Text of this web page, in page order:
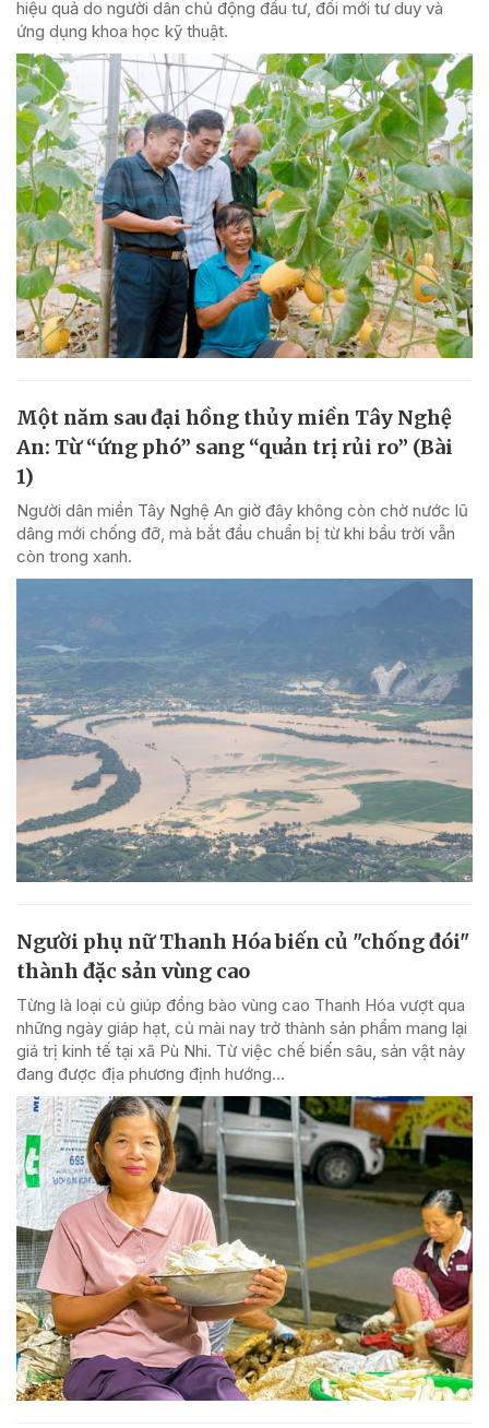
hiệu quả do người dân chủ động đầu tư, đổi mới tư duy và
ứng dụng khoa học kỹ thuật.
Một năm sau đại hồng thủy miền Tây Nghệ
An: Từ “ứng phó” sang “quản trị rủi ro” (Bài
1)
Người dân miền Tây Nghệ An giờ đây không còn chờ nước lũ
dâng mới chống đỡ, mà bắt đầu chuẩn bị từ khi bầu trời vẫn
còn trong xanh.
Người phụ nữ Thanh Hóa biến củ "chống đói"
thành đặc sản vùng cao
Từng là loại củ giúp đồng bào vùng cao Thanh Hóa vượt qua
những ngày giáp hạt, củ mài nay trở thành sản phẩm mang lại
giá trị kinh tế tại xã Pù Nhi. Từ việc chế biến sâu, sản vật này
đang được địa phương định hướng...